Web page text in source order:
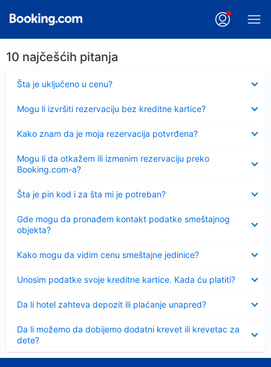
10 najčešćih pitanja
Šta je uključeno u cenu?
Sažeto
Mogu li izvršiti rezervaciju bez kreditne kartice?
Kako znam da je moja rezervacija potvrđena?
Mogu li da otkažem ili izmenim rezervaciju preko
Booking.com-a?
Šta je pin kod i za šta mi je potreban?
Sažeto
Gde mogu da pronađem kontakt podatke smeštajnog
objekta?
Kako mogu da vidim cenu smeštajne jedinice?
Unosim podatke svoje kreditne kartice. Kada ću platiti?
Da li hotel zahteva depozit ili plaćanje unapred?
Da li možemo da dobijemo dodatni krevet ili krevetac za
dete?